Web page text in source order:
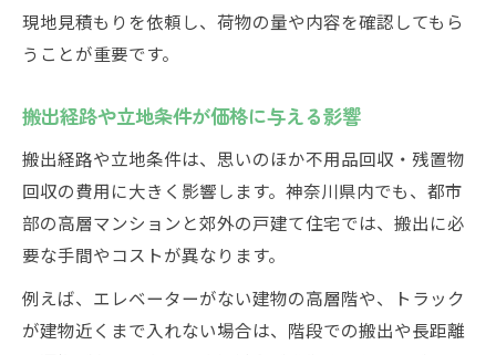
現地見積もりを依頼し、荷物の量や内容を確認してもら
うことが重要です。
搬出経路や立地条件が価格に与える影響
搬出経路や立地条件は、思いのほか不用品回収・残置物
回収の費用に大きく影響します。神奈川県内でも、都市
部の高層マンションと郊外の戸建て住宅では、搬出に必
要な手間やコストが異なります。
例えば、エレベーターがない建物の高層階や、トラック
が建物近くまで入れない場合は、階段での搬出や長距離